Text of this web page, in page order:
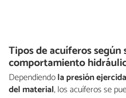
Tipos de acuíferos según
comportamiento
Dependiendola presión
del material, los acuíferos se